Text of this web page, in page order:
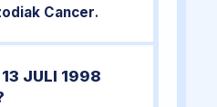
Cancer.
JULI 1998